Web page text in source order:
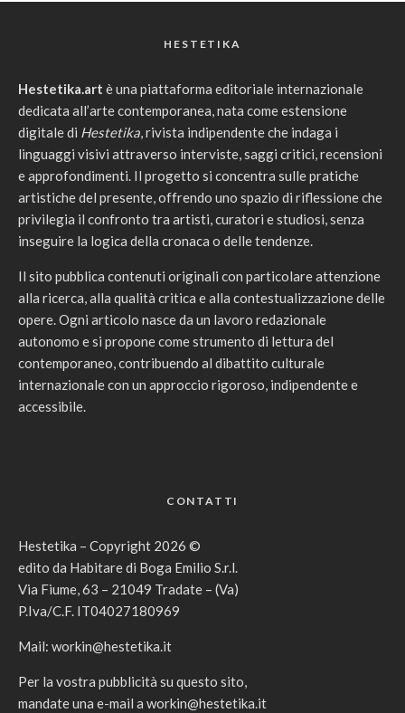
HESTETIKA
Hestetika.art è una piattaforma editoriale internazionale
dedicata all’arte contemporanea, nata come estensione
digitale di Hestetika, rivista indipendente che indaga i
linguaggi visivi attraverso interviste, saggi critici, recensioni
e approfondimenti. Il progetto si concentra sulle pratiche
artistiche del presente, offrendo uno spazio di riflessione che
privilegia il confronto tra artisti, curatori e studiosi, senza
inseguire la logica della cronaca o delle tendenze.
Il sito pubblica contenuti originali con particolare attenzione
alla ricerca, alla qualità critica e alla contestualizzazione delle
opere. Ogni articolo nasce da un lavoro redazionale
autonomo e si propone come strumento di lettura del
contemporaneo, contribuendo al dibattito culturale
internazionale con un approccio rigoroso, indipendente e
accessibile.
CONTATTI
Hestetika – Copyright 2026 ©
edito da Habitare di Boga Emilio S.r.l.
Via Fiume, 63 – 21049 Tradate – (Va)
P.Iva/C.F. IT04027180969
Mail: workin@hestetika.it
Per la vostra pubblicità su questo sito,
mandate una e-mail a workin@hestetika.it